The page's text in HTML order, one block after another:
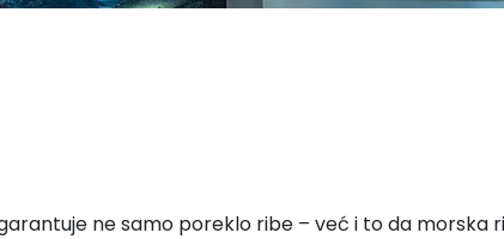
ne samo poreklo ribe – već i to da morska